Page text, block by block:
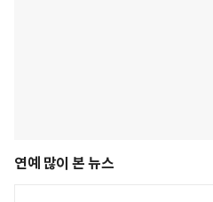
연예 많이 본 뉴스